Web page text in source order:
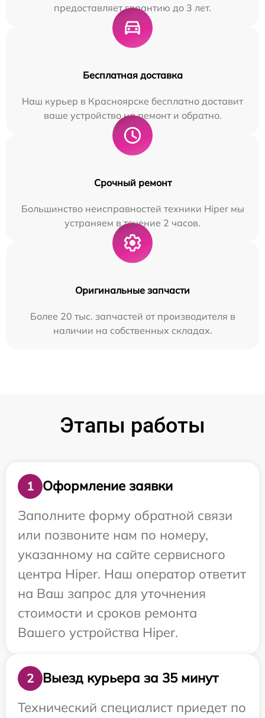
предоставляет гарантию до 3 лет.
Бесплатная доставка
Наш курьер в Красноярске бесплатно доставит
ваше устройство на ремонт и обратно.
Срочный ремонт
Большинство неисправностей техники Hiper мы
устраняем в течение 2 часов.
Оригинальные запчасти
Более 20 тыс. запчастей от производителя в
наличии на собственных складах.
Этапы работы
1
Оформление заявки
Заполните форму обратной связи
или позвоните нам по номеру,
указанному на сайте сервисного
центра Hiper. Наш оператор ответит
на Ваш запрос для уточнения
стоимости и сроков ремонта
Вашего устройства Hiper.
2
Выезд курьера за 35 минут
Технический специалист приедет по